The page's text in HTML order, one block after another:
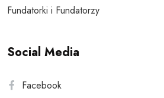
Fundatorki i Fundatorzy
Social Media
Facebook